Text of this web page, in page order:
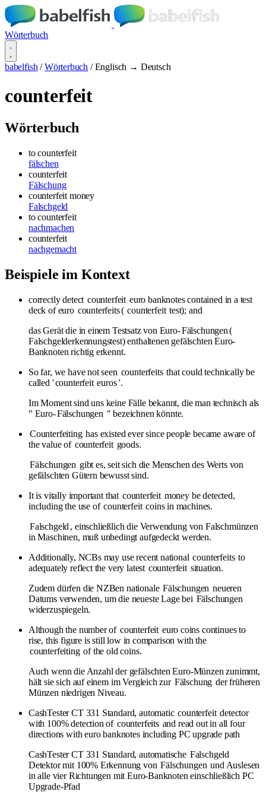
Wörterbuch
babelfish / Wörterbuch / Englisch → Deutsch
counterfeit
Wörterbuch
to counterfeit
fälschen
counterfeit
Fälschung
counterfeit money
Falschgeld
to counterfeit
nachmachen
counterfeit
nachgemacht
Beispiele im Kontext
correctly detect counterfeit euro banknotes contained in a test
deck of euro counterfeits( counterfeit test); and
das Gerät die in einem Testsatz von Euro-Fälschungen(
Falschgelderkennungstest) enthaltenen gefälschten Euro-
Banknoten richtig erkennt.
So far, we have not seen counterfeits that could technically be
called 'counterfeit euros '.
Im Moment sind uns keine Fälle bekannt, die man technisch als
" Euro-Fälschungen " bezeichnen könnte.
Counterfeiting has existed ever since people became aware of
the value of counterfeit goods.
Fälschungen gibt es, seit sich die Menschen des Werts von
gefälschten Gütern bewusst sind.
It is vitally important that counterfeit money be detected,
including the use of counterfeit coins in machines.
Falschgeld , einschließlich die Verwendung von Falschmünzen
in Maschinen, muß unbedingt aufgedeckt werden.
Additionally, NCBs may use recent national counterfeits to
adequately reflect the very latest counterfeit situation.
Zudem dürfen die NZBen nationale Fälschungen neueren
Datums verwenden, um die neueste Lage bei Fälschungen
widerzuspiegeln.
Although the number of counterfeit euro coins continues to
rise, this figure is still low in comparison with the
counterfeiting of the old coins.
Auch wenn die Anzahl der gefälschten Euro-Münzen zunimmt,
hält sie sich auf einem im Vergleich zur Fälschung der früheren
Münzen niedrigen Niveau.
CashTester CT 331 Standard, automatic counterfeit detector
with 100% detection of counterfeits and read out in all four
directions with euro banknotes including PC upgrade path
CashTester CT 331 Standard, automatische Falschgeld
Detektor mit 100% Erkennung von Fälschungen und Auslesen
in alle vier Richtungen mit Euro-Banknoten einschließlich PC
Upgrade-Pfad